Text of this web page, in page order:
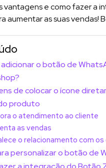
vantagens e como fazer a
aumentar as suas vendas!
o botão de
de colocar o ícone
produto
o atendimento ao cliente
as vendas
o relacionamento com
personalizar o botão de